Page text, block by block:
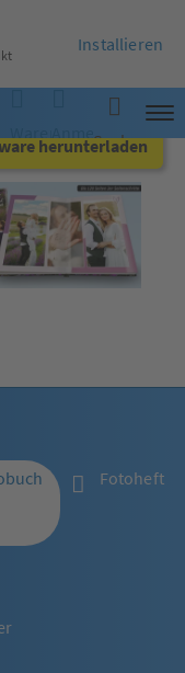
WarenkorbAnmelden
Suche
Fotoheft
herunterladen
Installieren